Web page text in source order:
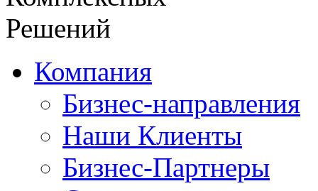
Компания
Бизнес-направления
Наши Клиенты
Бизнес-Партнеры